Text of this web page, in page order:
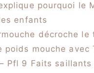
pourquoi le
enfants
décroche le
poids mouche avec
Pfl 9 Faits saillants